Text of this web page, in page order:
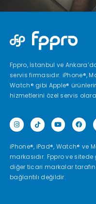
Fppro, İstanbul ve
servis firmasıdır. iPhone®,
Watch® gibi Apple®
hizmetlerini özel servis
iPhone®, iPad®, Watch® ve
markasıdır. Fppro ve
diğer ticari markalar
bağlantılı değildir.